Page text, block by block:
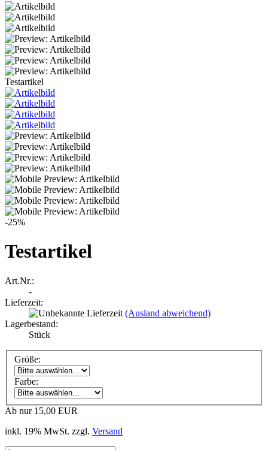
Testartikel
-25%
Testartikel
Art.Nr.:
-
Lieferzeit:
(Ausland abweichend)
Lagerbestand:
Stück
Größe:
Farbe:
Ab nur 15,00 EUR
inkl. 19% MwSt. zzgl. Versand